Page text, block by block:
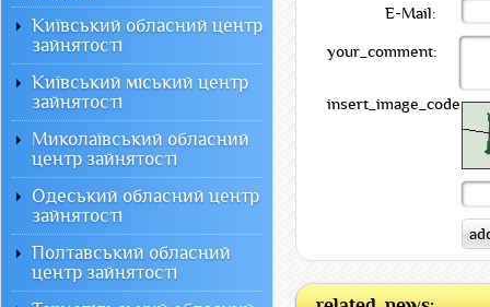
E-Mail:
your_comment:
insert_image_code:
Київський обласний центр
зайнятості
Київський міський центр
зайнятості
Миколаївський обласний
центр зайнятості
Одеський обласний центр
зайнятості
Полтавський обласний
центр зайнятості